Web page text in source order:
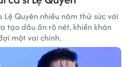
Lệ Quyên nhiều năm thử sức với
tạo dấu ấn rõ nét, khiến khán
một vai chính.